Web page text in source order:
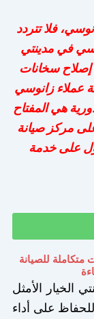
فلا تتردد
في مدينتي
إلى إصلاح سخانات
عملاء زانوسي
هي المفتاح
مركز صيانة
على خدمة
للصيانة
الخيار الأمثل
على أداء